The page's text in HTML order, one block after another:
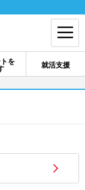
を
就活支援
イン
【1～3年生】